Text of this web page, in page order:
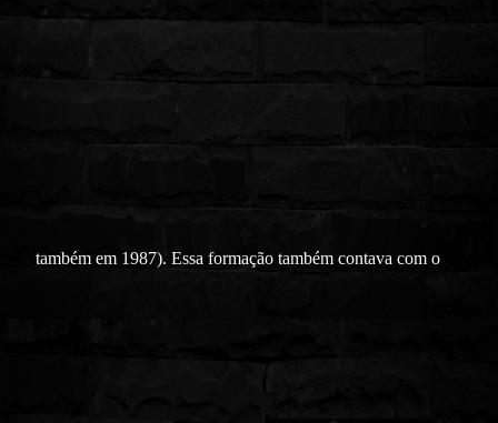
também em 1987). Essa formação também contava com o